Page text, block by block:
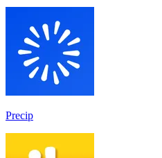
Precip